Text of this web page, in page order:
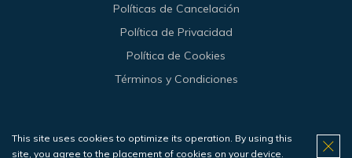
Políticas de Cancelación
Política de Privacidad
Política de Cookies
Términos y Condiciones
© 2026 Haliotis.
This site uses cookies to optimize its operation. By using this
site, you agree to the placement of cookies on your device.